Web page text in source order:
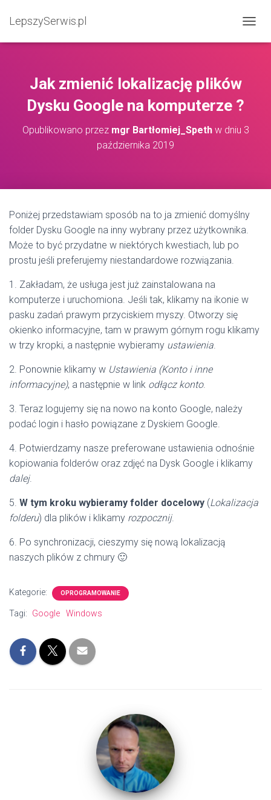
LepszySerwis.pl
Jak zmienić lokalizację plików
Dysku Google na komputerze ?
Opublikowano przez mgr Bartłomiej_Spethw dniu 3
października 2019
Poniżej przedstawiam sposób na to ja zmienić domyślny
folder Dysku Google na inny wybrany przez użytkownika.
Może to być przydatne w niektórych kwestiach, lub po
prostu jeśli preferujemy niestandardowe rozwiązania.
1. Zakładam, że usługa jest już zainstalowana na
komputerze i uruchomiona. Jeśli tak, klikamy na ikonie w
pasku zadań prawym przyciskiem myszy. Otworzy się
okienko informacyjne, tam w prawym górnym rogu klikamy
w trzy kropki, a następnie wybieramy ustawienia.
2. Ponownie klikamy w Ustawienia (Konto i inne
informacyjne), a następnie w link odłącz konto.
3. Teraz logujemy się na nowo na konto Google, należy
podać login i hasło powiązane z Dyskiem Google.
4. Potwierdzamy nasze preferowane ustawienia odnośnie
kopiowania folderów oraz zdjęć na Dysk Google i klikamy
dalej.
5. W tym kroku wybieramy folder docelowy (Lokalizacja
folderu) dla plików i klikamy rozpocznij.
6. Po synchronizacji, cieszymy się nową lokalizacją
naszych plików z chmury 🙂
Kategorie: OPROGRAMOWANIE
Tagi: Google Windows